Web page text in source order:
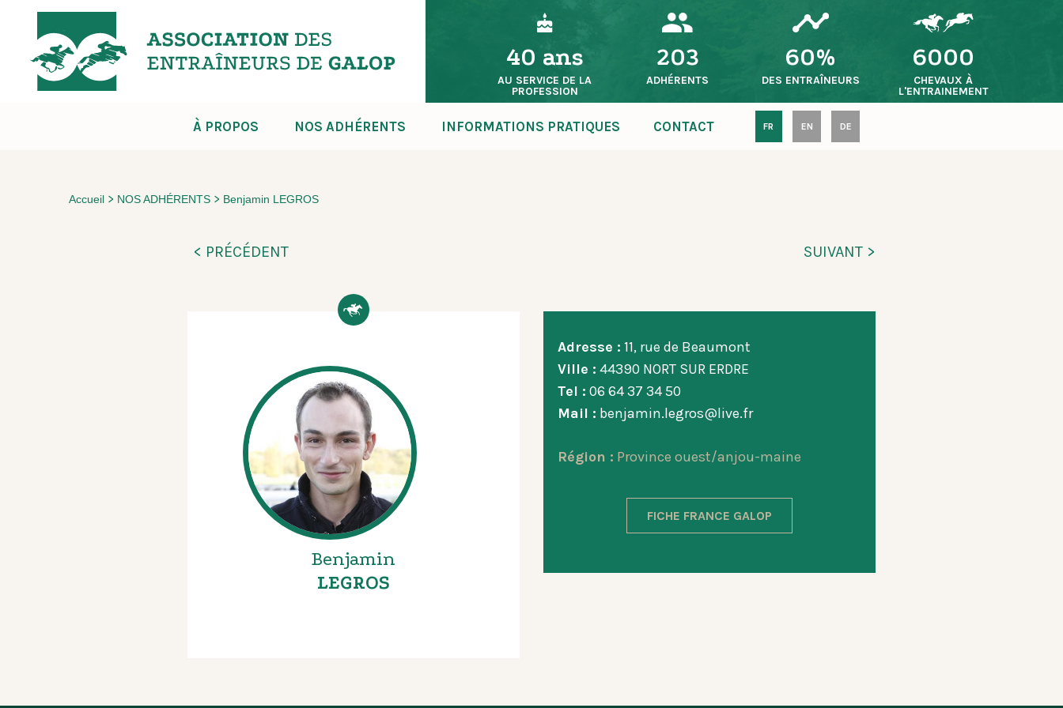
40 ans
AU SERVICE DE LA
PROFESSION
203
ADHÉRENTS
60%
DES ENTRAÎNEURS
6000
CHEVAUX À
L'ENTRAINEMENT
À PROPOS NOS ADHÉRENTS INFORMATIONS PRATIQUES CONTACT FR EN DE
Accueil > NOS ADHÉRENTS > Benjamin LEGROS
< PRÉCÉDENT SUIVANT >
Benjamin
LEGROS
Adresse : 11, rue de Beaumont
Ville : 44390 NORT SUR ERDRE
Tel : 06 64 37 34 50
Mail : benjamin.legros@live.fr
Région : Province ouest/anjou-maine
FICHE FRANCE GALOP